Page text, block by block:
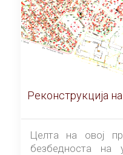
Реконструкција
Целта на овој
безбедноста на